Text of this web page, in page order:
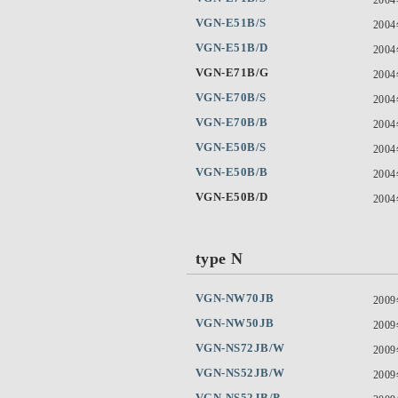
VGN-E51B/S
VGN-E51B/D
VGN-E71B/G
VGN-E70B/S
VGN-E70B/B
VGN-E50B/S
VGN-E50B/B
VGN-E50B/D
type N
VGN-NW70JB
VGN-NW50JB
VGN-NS72JB/W
VGN-NS52JB/W